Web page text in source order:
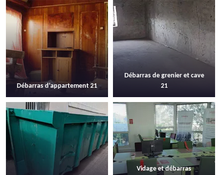
Débarras d'appartement 21
Débarras de grenier et cave
21
Vidage et débarras